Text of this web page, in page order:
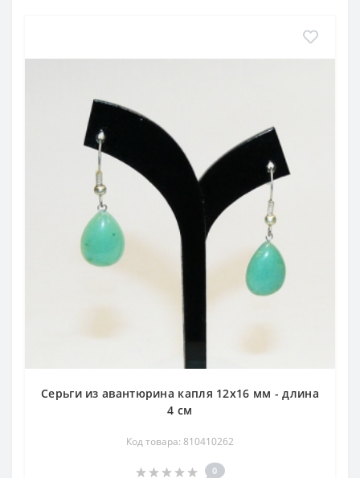
Серьги из авантюрина капля 12х16 мм - длина
4 см
Код товара: 810410262
0